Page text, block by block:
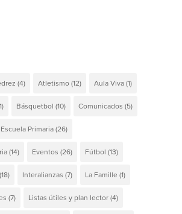
(4) Atletismo(12) Aula Viva(1)
Básquetbol (10) Comunicados (5)
Escuela Primaria(26)
(14) Eventos (26) Fútbol (13)
(18) Interalianzas (7) La Famille (1)
(7) Listas útiles y plan lector(4)